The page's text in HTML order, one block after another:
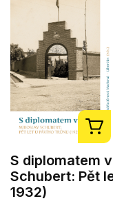
S diplomatem
Schubert: Pět
1932)